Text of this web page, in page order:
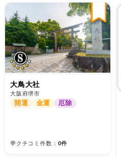
大鳥大社
大阪府堺市
開運 金運 厄除
💬クチコミ件数： 0件